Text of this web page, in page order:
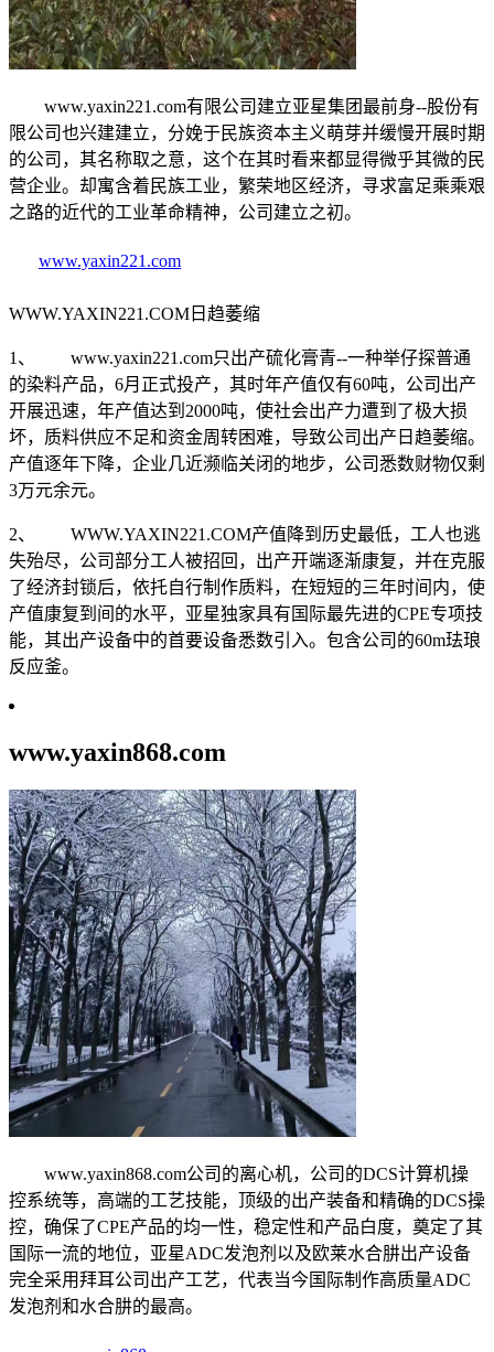
www.yaxin221.com有限公司建立亚星集团最前身--股份有
限公司也兴建建立，分娩于民族资本主义萌芽并缓慢开展时期
的公司，其名称取之意，这个在其时看来都显得微乎其微的民
营企业。却寓含着民族工业，繁荣地区经济，寻求富足乘乘艰
之路的近代的工业革命精神，公司建立之初。
www.yaxin221.com
WWW.YAXIN221.COM日趋萎缩
1、 www.yaxin221.com只出产硫化膏青--一种举仔探普通
的染料产品，6月正式投产，其时年产值仅有60吨，公司出产
开展迅速，年产值达到2000吨，使社会出产力遭到了极大损
坏，质料供应不足和资金周转困难，导致公司出产日趋萎缩。
产值逐年下降，企业几近濒临关闭的地步，公司悉数财物仅剩
3万元余元。
2、 WWW.YAXIN221.COM产值降到历史最低，工人也逃
失殆尽，公司部分工人被招回，出产开端逐渐康复，并在克服
了经济封锁后，依托自行制作质料，在短短的三年时间内，使
产值康复到间的水平，亚星独家具有国际最先进的CPE专项技
能，其出产设备中的首要设备悉数引入。包含公司的60m珐琅
反应釜。
www.yaxin868.com
www.yaxin868.com公司的离心机，公司的DCS计算机操
控系统等，高端的工艺技能，顶级的出产装备和精确的DCS操
控，确保了CPE产品的均一性，稳定性和产品白度，奠定了其
国际一流的地位，亚星ADC发泡剂以及欧莱水合肼出产设备
完全采用拜耳公司出产工艺，代表当今国际制作高质量ADC
发泡剂和水合肼的最高。